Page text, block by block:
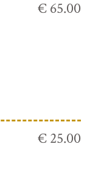
€ 65.00
€ 25.00